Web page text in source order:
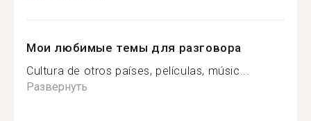
Мои любимые темы для разговора
Cultura de otros países, películas, músic...
Развернуть